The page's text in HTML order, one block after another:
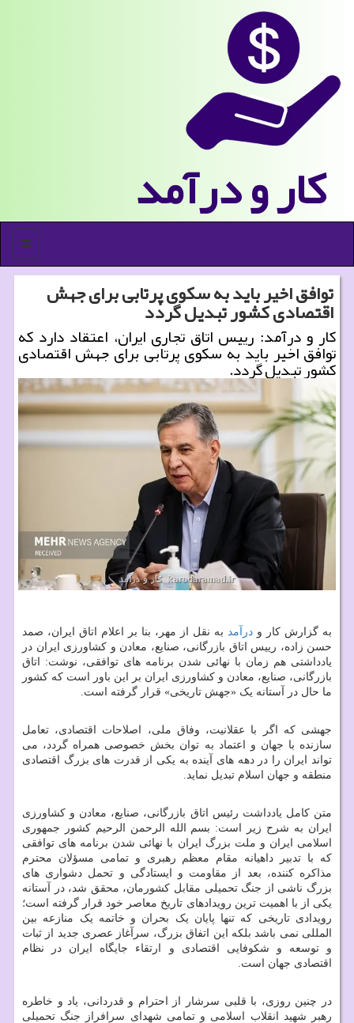
كار و درآمد
منو
توافق اخیر باید به سکوی پرتابی برای جهش
اقتصادی کشور تبدیل گردد
کار و درآمد: رییس اتاق تجاری ایران، اعتقاد دارد که
توافق اخیر باید به سکوی پرتابی برای جهش اقتصادی
کشور تبدیل گردد.
به گزارش کار و درآمد به نقل از مهر، بنا بر اعلام اتاق ایران، صمد
حسن زاده، رییس اتاق بازرگانی، صنایع، معادن و کشاورزی ایران در
یادداشتی هم زمان با نهائی شدن برنامه های توافقی، نوشت: اتاق
بازرگانی، صنایع، معادن و کشاورزی ایران بر این باور است که کشور
ما حال در آستانه یک «جهش تاریخی» قرار گرفته است.
جهشی که اگر با عقلانیت، وفاق ملی، اصلاحات اقتصادی، تعامل
سازنده با جهان و اعتماد به توان بخش خصوصی همراه گردد، می
تواند ایران را در دهه های آینده به یکی از قدرت های بزرگ اقتصادی
منطقه و جهان اسلام تبدیل نماید.
متن کامل یادداشت رئیس اتاق بازرگانی، صنایع، معادن و کشاورزی
ایران به شرح زیر است: بسم الله الرحمن الرحیم کشور جمهوری
اسلامی ایران و ملت بزرگ ایران با نهائی شدن برنامه های توافقی
که با تدبیر داهیانه مقام معظم رهبری و تمامی مسؤلان محترم
مذاکره کننده، بعد از مقاومت و ایستادگی و تحمل دشواری های
بزرگ ناشی از جنگ تحمیلی مقابل کشورمان، محقق شد، در آستانه
یکی از با اهمیت ترین رویدادهای تاریخ معاصر خود قرار گرفته است؛
رویدادی تاریخی که تنها پایان یک بحران و خاتمه یک منازعه بین
المللی نمی باشد بلکه این اتفاق بزرگ، سرآغاز عصری جدید از ثبات
و توسعه و شکوفایی اقتصادی و ارتقاء جایگاه ایران در نظام
اقتصادی جهان است.
در چنین روزی، با قلبی سرشار از احترام و قدردانی، یاد و خاطره
رهبر شهید انقلاب اسلامی و تمامی شهدای سرافراز جنگ تحمیلی